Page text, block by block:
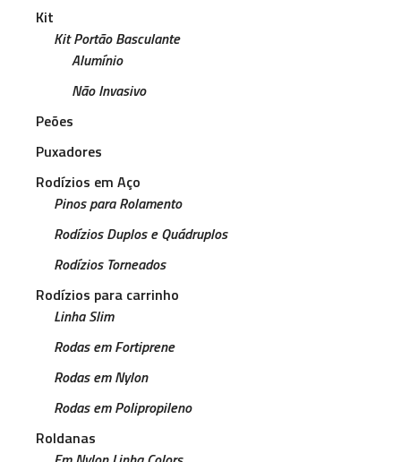
Kit
Kit Portão Basculante
Alumínio
Não Invasivo
Peões
Puxadores
Rodízios em Aço
Pinos para Rolamento
Rodízios Duplos e Quádruplos
Rodízios Torneados
Rodízios para carrinho
Linha Slim
Rodas em Fortiprene
Rodas em Nylon
Rodas em Polipropileno
Roldanas